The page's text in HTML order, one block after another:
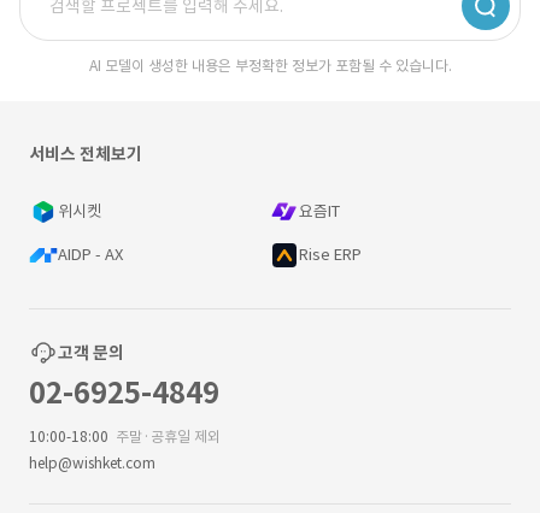
AI 모델이 생성한 내용은 부정확한 정보가 포함될 수 있습니다.
서비스 전체보기
위시켓 요즘IT
AIDP - AX Rise ERP
고객 문의
02-6925-4849
10:00-18:00 주말·공휴일 제외
help@wishket.com